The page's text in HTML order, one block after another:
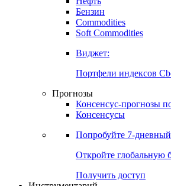
Commodities
Золото
Нефть
Бензин
Commodities
Soft Commodities
Виджет:
Портфели индексов
Прогнозы
Консенсус-прогнозы
Консенсусы
Попробуйте7-дневный